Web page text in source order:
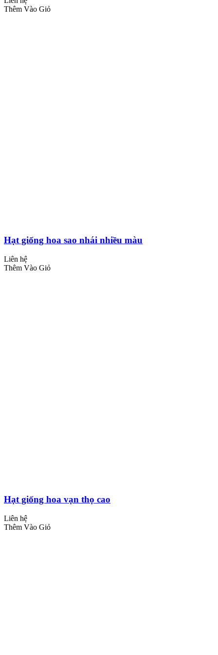
Thêm Vào Giỏ
Hạt giống hoa sao nhái nhiều màu
Liên hệ
Thêm Vào Giỏ
Hạt giống hoa vạn thọ cao
Liên hệ
Thêm Vào Giỏ